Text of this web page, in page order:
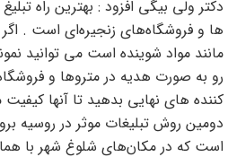
دکتر ولی بیگی افزود : بهترین راه
ها و فروشگاه‌های زنجیره‌ای است .
مانند مواد شوینده است می توانید
رو به صورت هدیه در متروها و
کننده های نهایی بدهید تا آنها
دومین روش تبلیغات موثر در روسیه
است که در مکان‌های شلوغ شهر با